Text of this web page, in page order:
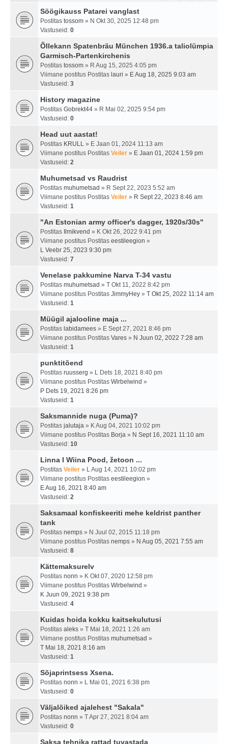
Söögikauss Patarei vanglast
Postitas tossom » N Okt 30, 2025 12:48 pm
Vastuseid: 0
Õllekann Spatenbräu München 1936.a taliolümpia
Garmisch-Partenkirchenis
Postitas tossom » R Aug 15, 2025 4:05 pm
Viimane postitus Postitas lauri » E Aug 18, 2025 9:03 am
Vastuseid: 3
History magazine
Postitas Gobrekt44 » R Mai 02, 2025 9:54 pm
Vastuseid: 0
Head uut aastat!
Postitas KRULL » E Jaan 01, 2024 11:13 am
Viimane postitus Postitas Veiler » E Jaan 01, 2024 1:59 pm
Vastuseid: 2
Muhumetsad vs Raudrist
Postitas muhumetsad » R Sept 22, 2023 5:52 am
Viimane postitus Postitas Veiler » R Sept 22, 2023 8:46 am
Vastuseid: 1
"An Estonian army officer's dagger, 1920s/30s"
Postitas Ilmikvend » K Okt 26, 2022 9:41 pm
Viimane postitus Postitas eestileegion »
L Veebr 25, 2023 9:30 pm
Vastuseid: 7
Venelase pakkumine Narva T-34 vastu
Postitas muhumetsad » T Okt 11, 2022 8:42 pm
Viimane postitus Postitas JimmyHey » T Okt 25, 2022 11:14 am
Vastuseid: 1
Müügil ajalooline maja ...
Postitas labidamees » E Sept 27, 2021 8:46 pm
Viimane postitus Postitas Vares » N Juun 02, 2022 7:28 am
Vastuseid: 1
punktitõend
Postitas ruusserg » L Dets 18, 2021 8:40 pm
Viimane postitus Postitas Wirbelwind »
P Dets 19, 2021 8:26 pm
Vastuseid: 1
Saksmannide nuga (Puma)?
Postitas jalutaja » K Aug 04, 2021 10:02 pm
Viimane postitus Postitas Borja » N Sept 16, 2021 11:10 am
Vastuseid: 10
Linna I Wiina Pood, žetoon ...
Postitas Veiler » L Aug 14, 2021 10:02 pm
Viimane postitus Postitas eestileegion »
E Aug 16, 2021 8:40 am
Vastuseid: 2
Saksamaal konfiskeeriti mehe keldrist panther
tank
Postitas nemps » N Juul 02, 2015 11:18 pm
Viimane postitus Postitas nemps » N Aug 05, 2021 7:55 am
Vastuseid: 8
Kättemaksurelv
Postitas nonn » K Okt 07, 2020 12:58 pm
Viimane postitus Postitas Wirbelwind »
K Juun 09, 2021 9:38 pm
Vastuseid: 4
Kuidas hoida kokku kaitsekulutusi
Postitas aleks » T Mai 18, 2021 1:26 am
Viimane postitus Postitas muhumetsad »
T Mai 18, 2021 8:16 am
Vastuseid: 1
Sõjaprintsess Xsena.
Postitas nonn » L Mai 01, 2021 6:38 pm
Vastuseid: 0
Väljalõiked ajalehest "Sakala"
Postitas nonn » T Apr 27, 2021 8:04 am
Vastuseid: 0
Saksa tehnika rattad tuvastada